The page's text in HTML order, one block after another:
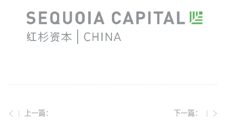
上一篇： 下一篇：